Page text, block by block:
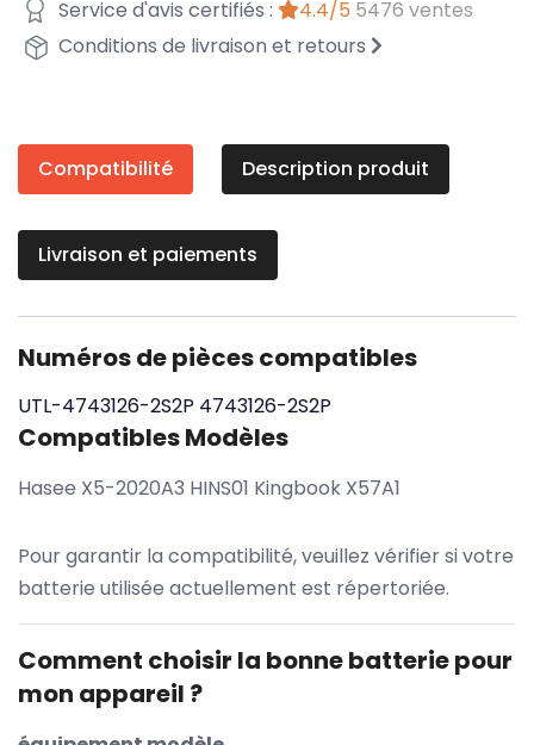
Service d'avis certifiés :
4.4/5 5476 ventes
Conditions de livraison et retours
Compatibilité Description produit
Livraison et paiements
Numéros de pièces compatibles
UTL-4743126-2S2P 4743126-2S2P
Compatibles Modèles
Hasee X5-2020A3 HINS01 Kingbook X57A1
Pour garantir la compatibilité, veuillez vérifier si votre
batterie utilisée actuellement est répertoriée.
Comment choisir la bonne batterie pour
mon appareil ?